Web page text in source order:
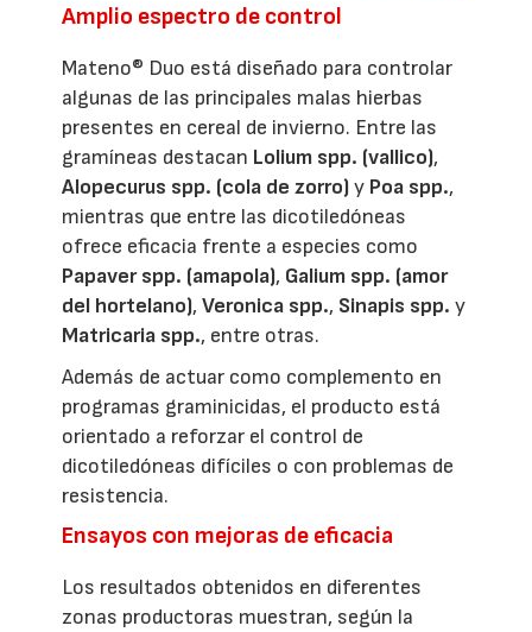
Amplio espectro de control
Mateno® Duo está diseñado para controlar
algunas de las principales malas hierbas
presentes en cereal de invierno. Entre las
gramíneas destacan Lolium spp. (vallico),
Alopecurus spp. (cola de zorro)y Poa spp.,
mientras que entre las dicotiledóneas
ofrece eficacia frente a especies como
Papaver spp. (amapola), Galium spp. (amor
del hortelano),Veronica spp., Sinapis spp. y
Matricaria spp., entre otras.
Además de actuar como complemento en
programas graminicidas, el producto está
orientado a reforzar el control de
dicotiledóneas difíciles o con problemas de
resistencia.
Ensayos con mejoras de eficacia
Los resultados obtenidos en diferentes
zonas productoras muestran, según la